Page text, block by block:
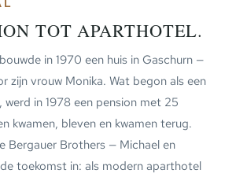
TOT APARTHOTEL.
in 1970 een huis in Gaschurn —
zijn vrouw Monika. Wat begon als een
werd in 1978 een pension met 25
kwamen, bleven en kwamen terug.
Bergauer Brothers — Michael en
toekomst in: als modern aparthotel